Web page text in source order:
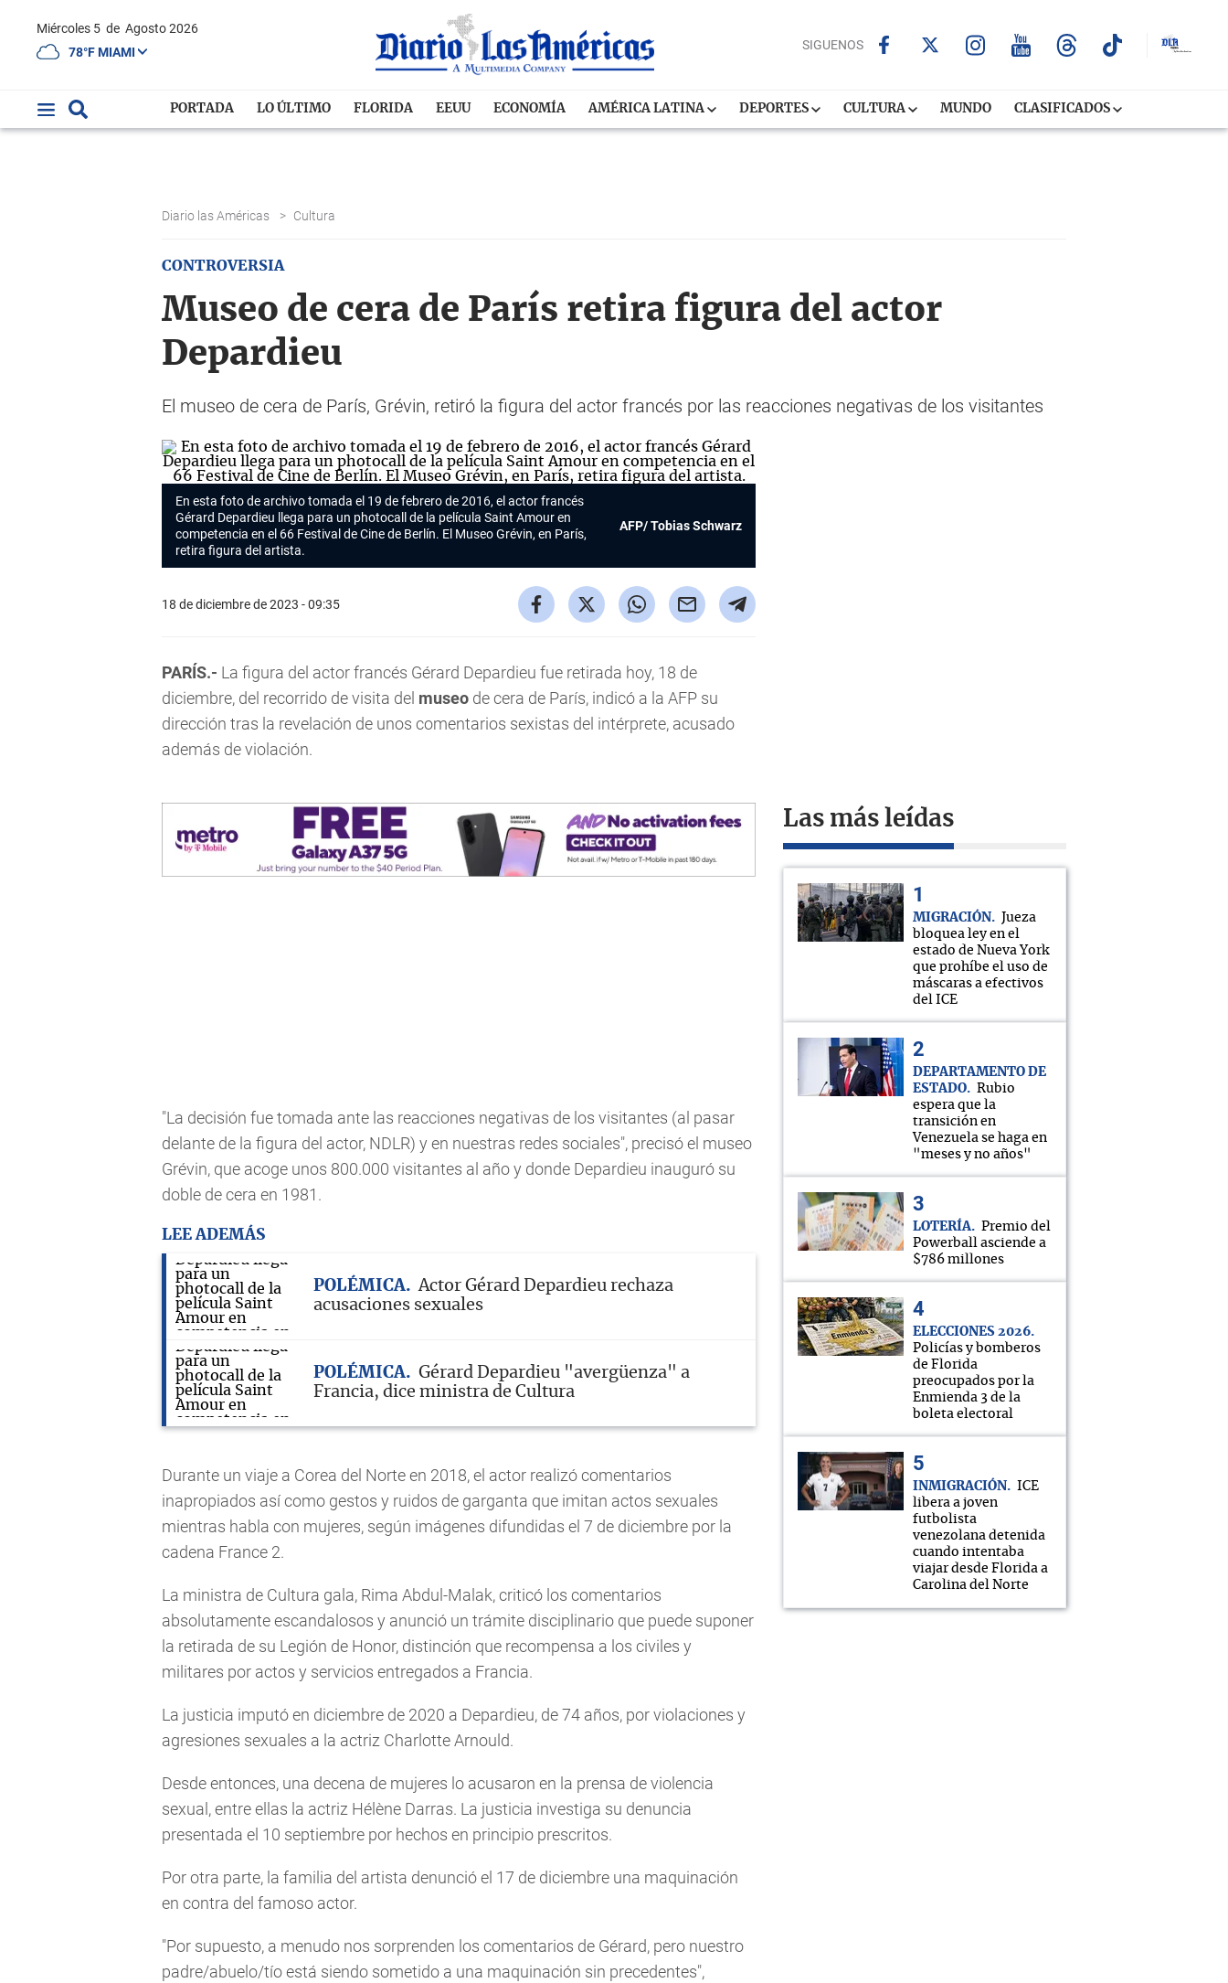
Miércoles 5 de Agosto 2026
78°F MIAMI
SIGUENOS
PORTADA LO ÚLTIMO FLORIDA EEUU ECONOMÍA AMÉRICA LATINA DEPORTES CULTURA MUNDO CLASIFICADOS
Diario las Américas > Cultura
CONTROVERSIA
Museo de cera de París retira figura del actor
Depardieu
El museo de cera de París, Grévin, retiró la figura del actor francés por las reacciones negativas de los visitantes
En esta foto de archivo tomada el 19 de febrero de 2016, el actor francés
Gérard Depardieu llega para un photocall de la película Saint Amouren
competencia en el 66 Festival de Cine de Berlín. El MuseoGrévin, en París,
retira figura del artista.
AFP/ Tobias Schwarz
18 de diciembre de 2023 - 09:35
PARÍS.- La figura del actor francés Gérard Depardieu fue retirada hoy, 18 de
diciembre, del recorrido de visita del museo de cera de París, indicó a la AFP su
dirección tras la revelación de unos comentarios sexistas del intérprete, acusado
además de violación.
"La decisión fue tomada ante las reacciones negativas de los visitantes (al pasar
delante de la figura del actor, NDLR) y en nuestras redes sociales", precisó el museo
Grévin, que acoge unos 800.000 visitantes al año y donde Depardieu inauguró su
doble de cera en 1981.
LEE ADEMÁS
POLÉMICA
Actor Gérard Depardieu rechaza
acusaciones sexuales
POLÉMICA
Gérard Depardieu "avergüenza" a
Francia, dice ministra de Cultura
Durante un viaje a Corea del Norte en 2018, el actor realizó comentarios
inapropiados así como gestos y ruidos de garganta que imitan actos sexuales
mientras habla con mujeres, según imágenes difundidas el 7 de diciembre por la
cadena France 2.
La ministra de Cultura gala, Rima Abdul-Malak, criticó los comentarios
absolutamente escandalosos y anunció un trámite disciplinario que puede suponer
la retirada de su Legión de Honor, distinción que recompensa a los civiles y
militares por actos y servicios entregados a Francia.
La justicia imputó en diciembre de 2020 a Depardieu, de 74 años, por violaciones y
agresiones sexuales a la actriz Charlotte Arnould.
Desde entonces, una decena de mujeres lo acusaron en la prensa de violencia
sexual, entre ellas la actriz Hélène Darras. La justicia investiga su denuncia
presentada el 10 septiembre por hechos en principio prescritos.
Por otra parte, la familia del artista denunció el 17 de diciembre una maquinación
en contra del famoso actor.
"Por supuesto, a menudo nos sorprenden los comentarios de Gérard, pero nuestro
padre/abuelo/tío está siendo sometido a una maquinación sin precedentes",
Las más leídas
MIGRACIÓN
Jueza
bloquea ley en el
estado de Nueva York
que prohíbe el uso de
máscaras a efectivos
del ICE
DEPARTAMENTO DE
ESTADO
Rubio
espera que la
transición en
Venezuela se haga en
"meses y no años"
LOTERÍA
Premio del
Powerball asciende a
$786 millones
ELECCIONES 2026
Policías y bomberos
de Florida
preocupados por la
Enmienda 3 de la
boleta electoral
INMIGRACIÓN
ICE
libera a joven
futbolista
venezolana detenida
cuando intentaba
viajar desde Florida a
Carolina del Norte